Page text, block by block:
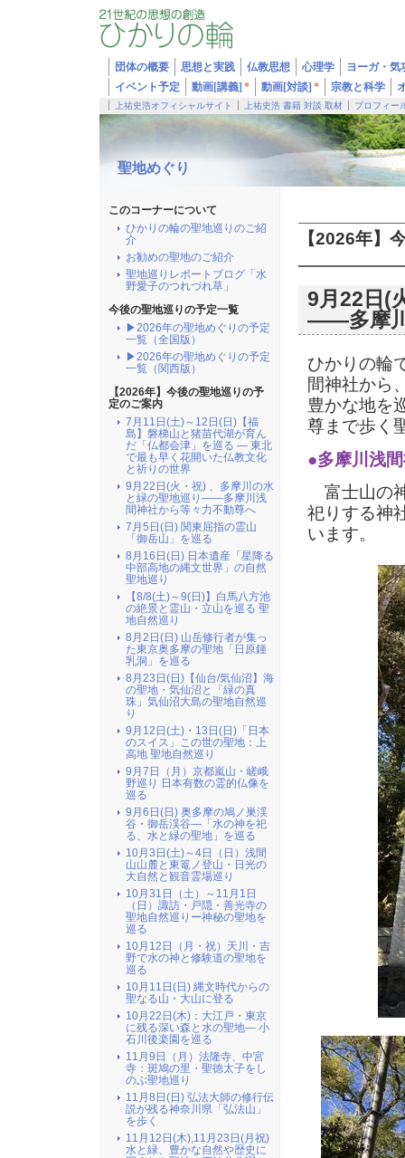
団体の概要 思想と実践 仏教思想 心理学
ヨーガ・気
イベント予定
動画[講義] * 動画[対談] * 宗教と科学
上祐史浩オフィシャルサイト 上祐史浩 書籍 対談 取材 プロフィー
聖地めぐり
【2026年】
9月22日(
――多摩川
ひかりの輪
間神社から
豊かな地を
尊まで歩く
●多摩川浅
富士山の
祀りする神
います。
このコーナーについて
ひかりの輪の聖地巡りのご紹
介
お勧めの聖地のご紹介
聖地巡りレポートブログ「水
野愛子のつれづれ草」
今後の聖地巡りの予定一覧
▶2026年の聖地めぐりの予定
一覧（全国版）
▶2026年の聖地めぐりの予定
一覧（関西版）
【2026年】今後の聖地巡りの予
定のご案内
7月11日(土)～12日(日)【福
島】磐梯山と猪苗代湖が育ん
だ「仏都会津」を巡る ― 東北
で最も早く花開いた仏教文化
と祈りの世界
9月22日(火・祝) 、多摩川の水
と緑の聖地巡り――多摩川浅
間神社から等々力不動尊へ
7月5日(日) 関東屈指の霊山
「御岳山」を巡る
8月16日(日) 日本遺産「星降る
中部高地の縄文世界」の自然
聖地巡り
【8/8(土)～9(日)】白馬八方池
の絶景と霊山・立山を巡る 聖
地自然巡り
8月2日(日) 山岳修行者が集っ
た東京奥多摩の聖地「日原鍾
乳洞」を巡る
8月23日(日)【仙台/気仙沼】海
の聖地・気仙沼と「緑の真
珠」気仙沼大島の聖地自然巡
り
9月12日(土)・13日(日)「日本
のスイス」この世の聖地：上
高地 聖地自然巡り
9月7日（月）京都嵐山・嵯峨
野巡り 日本有数の霊的仏像を
巡る
9月6日(日) 奥多摩の鳩ノ巣渓
谷・御岳渓谷―「水の神を祀
る、水と緑の聖地」を巡る
10月3日(土)～4日（日）浅間
山山麓と東篭ノ登山・日光の
大自然と観音霊場巡り
10月31日（土）～11月1日
（日）諏訪・戸隠・善光寺の
聖地自然巡りー神秘の聖地を
巡る
10月12日（月・祝）天川・吉
野で水の神と修験道の聖地を
巡る
10月11日(日) 縄文時代からの
聖なる山・大山に登る
10月22日(木)：大江戸・東京
に残る深い森と水の聖地― 小
石川後楽園を巡る
11月9日（月）法隆寺、中宮
寺：斑鳩の里・聖徳太子をし
のぶ聖地巡り
11月8日(日) 弘法大師の修行伝
説が残る神奈川県「弘法山」
を歩く
11月12日(木),11月23日(月祝)
水と緑、豊かな自然や歴史に